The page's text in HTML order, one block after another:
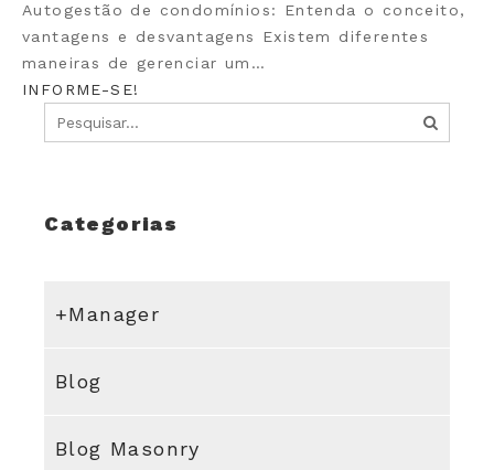
Autogestão de condomínios: Entenda o conceito,
vantagens e desvantagens Existem diferentes
maneiras de gerenciar um…
INFORME-SE!
Categorias
+Manager
Blog
Blog Masonry